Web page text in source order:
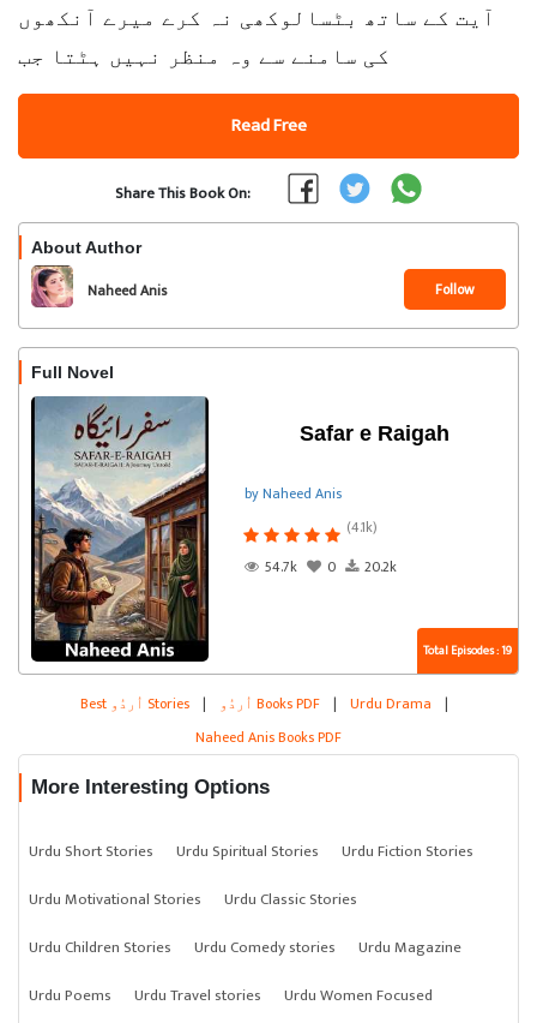
آیت کے ساتھ بٹسالوکھی نہ کرے میرے آنکھوں
کی سامنے سے وہ منظر نہیں ہٹتا جب
Read Free
Share This Book On:
About Author
Naheed Anis Follow
Full Novel
Safar e Raigah
by Naheed Anis
(4.1k)
54.7k
0 20.2k
Total Episodes : 19
Best اُردُو Stories | اُردُو Books PDF | Urdu Drama |
Naheed Anis Books PDF
More Interesting Options
Urdu Short Stories Urdu Spiritual Stories
Urdu Fiction Stories
Urdu Motivational Stories
Urdu Classic Stories
Urdu Children Stories
Urdu Comedy stories
Urdu Magazine
Urdu Poems
Urdu Travel stories Urdu Women Focused